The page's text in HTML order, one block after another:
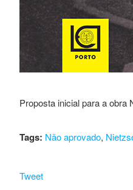
Proposta inicial para a
Tags: Não aprovado,
Tweet